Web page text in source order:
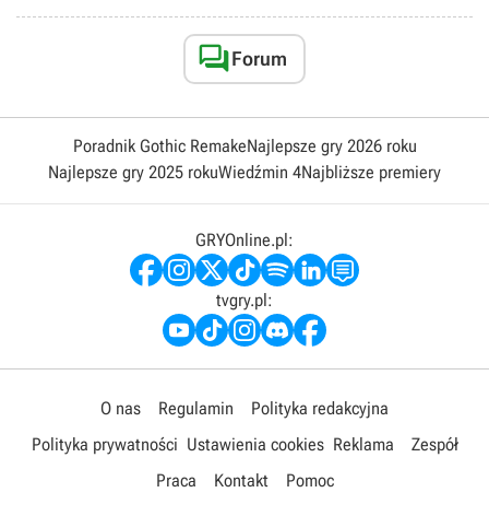
Forum
Poradnik Gothic RemakeNajlepsze gry 2026 roku
Najlepsze gry 2025 rokuWiedźmin 4Najbliższe premiery
GRYOnline.pl:
tvgry.pl:
O nas Regulamin
Polityka redakcyjna
Polityka prywatności Ustawienia cookies Reklama
Zespół
Praca
Kontakt Pomoc